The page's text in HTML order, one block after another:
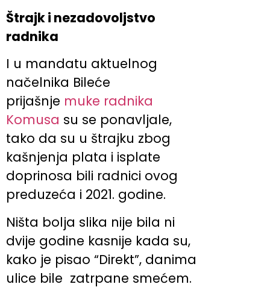
Štrajk i nezadovoljstvo
radnika
I u mandatu aktuelnog
načelnika Bileće
prijašnje muke radnika
Komusa su se ponavljale,
tako da su u štrajku zbog
kašnjenja plata i isplate
doprinosa bili radnici ovog
preduzeća i 2021. godine.
Ništa bolja slika nije bila ni
dvije godine kasnije kada su,
kako je pisao “Direkt”, danima
ulice bile zatrpane smećem.